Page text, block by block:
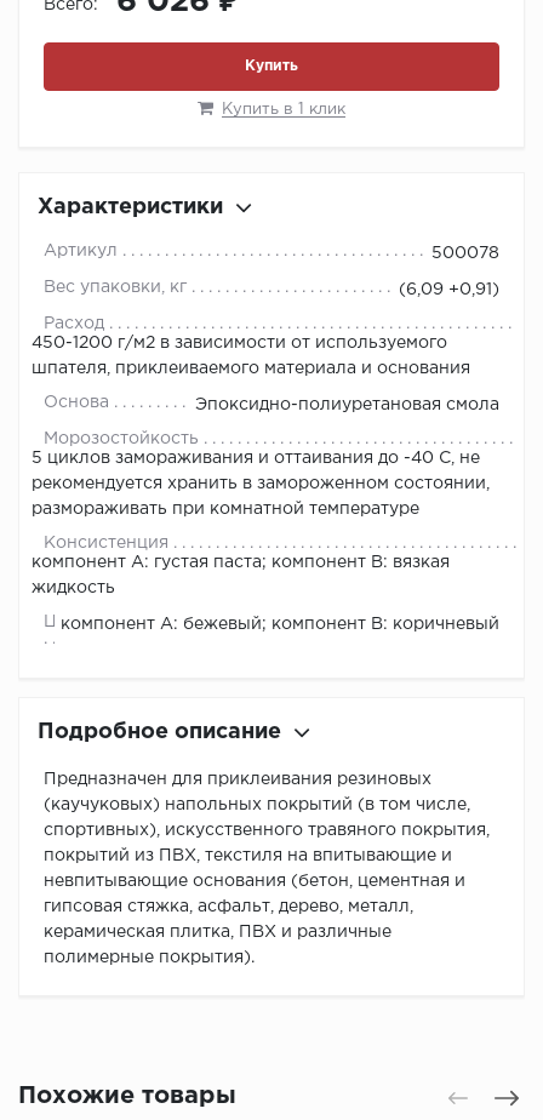
Всего:
Купить
Купить в 1 клик
Характеристики
Артикул 500078
Вес упаковки, кг (6,09 +0,91)
Расход
450-1200 г/м2 в зависимости от используемого
шпателя, приклеиваемого материала и основания
Основа Эпоксидно-полиуретановая смола
Морозостойкость
5 циклов замораживания и оттаивания до -40 С, не
рекомендуется хранить в замороженном состоянии,
размораживать при комнатной температуре
Консистенция
компонент A: густая паста; компонент B: вязкая
жидкость
Цвет
компонент A: бежевый; компонент B: коричневый
Подробное описание
Предназначен для приклеивания резиновых
(каучуковых) напольных покрытий (в том числе,
спортивных), искусственного травяного покрытия,
покрытий из ПВХ, текстиля на впитывающие и
невпитывающие основания (бетон, цементная и
гипсовая стяжка, асфальт, дерево, металл,
керамическая плитка, ПВХ и различные
полимерные покрытия).
Похожие товары